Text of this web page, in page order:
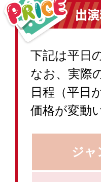
下記は平日
なお、実際
日程（平日
価格が変動
ジャ